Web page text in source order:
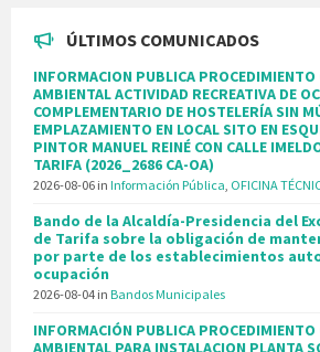
ÚLTIMOS COMUNICADOS
INFORMACION PUBLICA PROCEDIMIENTO
AMBIENTAL ACTIVIDAD RECREATIVA DE
COMPLEMENTARIO DE HOSTELERÍA SIN
EMPLAZAMIENTO EN LOCAL SITO EN
PINTOR MANUEL REINÉ CON CALLE
TARIFA (2026_2686 CA-OA)
2026-08-06 in Información Pública, OFICINA
Bando de la Alcaldía-Presidencia del
de Tarifa sobre la obligación de
por parte de los establecimientos
ocupación
2026-08-04 in Bandos Municipales
INFORMACIÓN PUBLICA PROCEDIMIENTO